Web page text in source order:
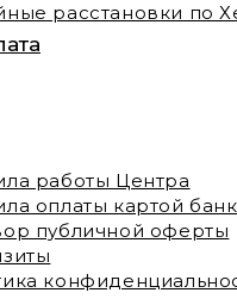
расстановки по
работы Центра
оплаты картой
публичной оферты